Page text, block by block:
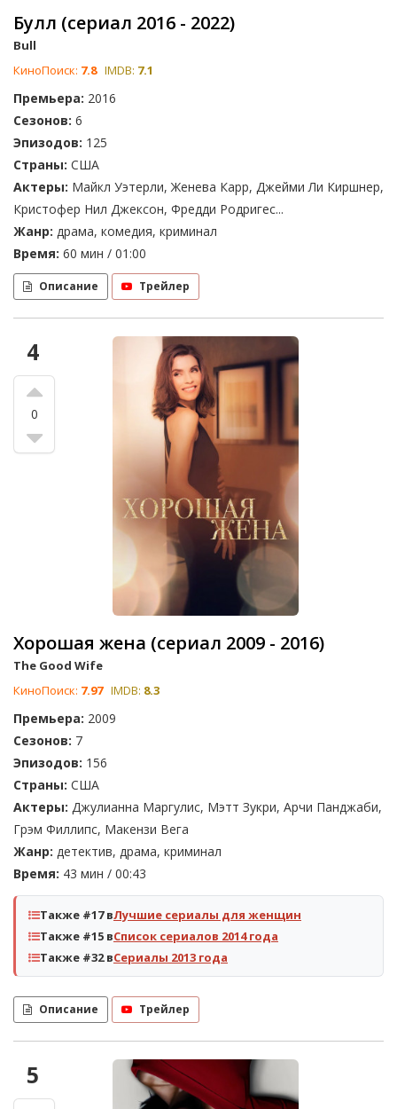
Булл (сериал 2016 - 2022)
Bull
КиноПоиск: 7.8 IMDB: 7.1
Премьера: 2016
Сезонов: 6
Эпизодов: 125
Страны: США
Актеры: Майкл Уэтерли, Женева Карр, Джейми Ли Киршнер,
Кристофер Нил Джексон, Фредди Родригес...
Жанр: драма, комедия, криминал
Время: 60 мин / 01:00
Описание Трейлер
4
0
Хорошая жена (сериал 2009 - 2016)
The Good Wife
КиноПоиск: 7.97 IMDB: 8.3
Премьера: 2009
Сезонов: 7
Эпизодов: 156
Страны: США
Актеры: Джулианна Маргулис, Мэтт Зукри, Арчи Панджаби,
Грэм Филлипс, Макензи Вега
Жанр: детектив, драма, криминал
Время: 43 мин / 00:43
Также #17 вЛучшие сериалы для женщин
Также #15 вСписок сериалов 2014 года
Также #32 вСериалы 2013 года
Описание Трейлер
5